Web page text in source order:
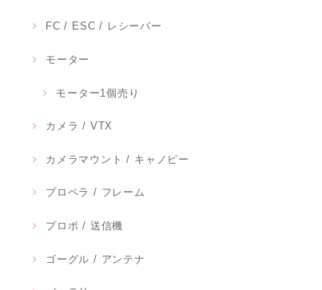
FC / ESC / レシーバー
モーター
モーター1個売り
カメラ / VTX
カメラマウント / キャノピー
プロペラ / フレーム
プロポ / 送信機
ゴーグル / アンテナ